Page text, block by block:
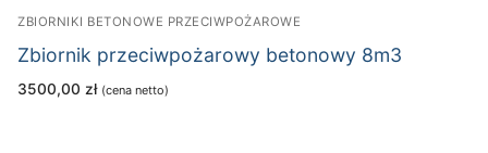
ZBIORNIKI BETONOWE PRZECIWPOŻAROWE
Zbiornik przeciwpożarowy betonowy 8m3
3500,00 zł (cena netto)